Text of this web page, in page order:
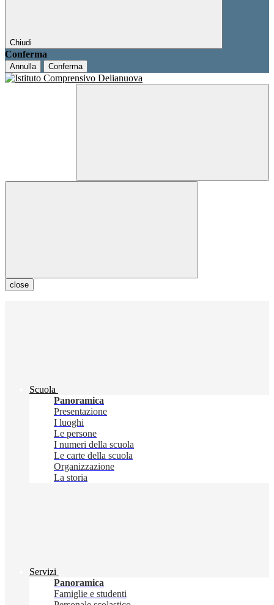
Chiudi
Conferma
Annulla Conferma
close
Scuola
Panoramica
Presentazione
I luoghi
Le persone
I numeri della scuola
Le carte della scuola
Organizzazione
La storia
Servizi
Panoramica
Famiglie e studenti